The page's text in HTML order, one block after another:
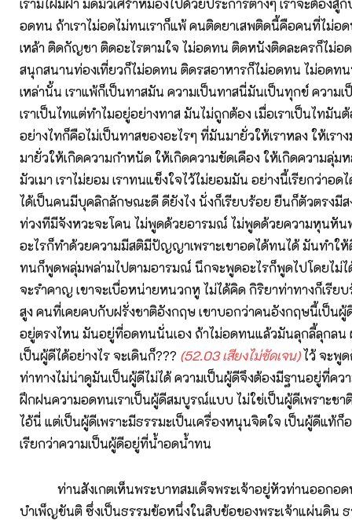
อดทน ถ้าเราไม่อดไม่ทนเราก็แพ้ คนติดยาเสพติดนี้คือคนที่ไม่อ
เหล้า ติดกัญชา ติดอะไรตามใจ ไม่อดทน ติดหนังติดละครก็ไม่อ
สนุกสนานท่องเที่ยวก็ไม่อดทน ติดรสอาหารก็ไม่อดทน ไม่อดท
เหล่านั้น เราแพ้ก็เป็นทาสมัน ความเป็นทาสนี่มันเป็นทุกข์ ความ
เราเป็นไทแต่ทำไมอยู่อย่างทาส มันไม่ถูกต้อง เมื่อเราเป็นไทมัน
อย่างไทก็คือไม่เป็นทาสของอะไรๆ ที่มันมายั่วให้เราหลง ให้เรา
มายั่วให้เกิดความกำหนัด ให้เกิดความขัดเคือง ให้เกิดความลุ่ม
มัวเมา เราไม่ยอม เราทนแข็งใจไว้ไม่ยอมมัน อย่างนี้เรียกว่าอ
ได้เป็นคนมีบุคลิกลักษณะดี ดียังไง นั่งก็เรียบร้อย ยืนก็ตัวตรงมีส
ท่วงทีมีจังหวะจะโคน ไม่พูดด้วยอารมณ์ ไม่พูดด้วยความหุนหัน
อะไรก็ทำด้วยความมีสติมีปัญญาเพราะเขาอดได้ทนได้ มันทำใ
ทนก็พูดพลุ่มพล่ามไปตามอารมณ์ นึกจะพูดอะไรก็พูดไปโดยไม่ไ
จะรำคาญ เขาจะเบื่อหน่ายหนวกหู ไม่ได้คิด กิริยาท่าทางก็เรีย
สูง คนที่เคยคบกับฝรั่งชาติอังกฤษ เขาบอกว่าคนอังกฤษนี้เป็นผู้
อยู่ตรงไหน มันอยู่ที่อดทนนั่นเอง ถ้าไม่อดทนแล้วมันลุกลี้ลุกลน
เป็นผู้ดีได้อย่างไร จะเดินก็??? (52.03 เสียงไม่ชัดเจน)ไว้ จะพู
ท่าทางไม่น่าดูมันเป็นผู้ดีไม่ได้ ความเป็นผู้ดีจึงต้องมีฐานอยู่ที่คว
ฝึกฝนความอดทนเราเป็นผู้ดีสมบูรณ์แบบ ไม่ใช่เป็นผู้ดีเพราะชา
ไอ้นี่ แต่เป็นผู้ดีเพราะมีธรรมะเป็นเครื่องหนุนจิตใจ เป็นผู้ดีแท้
เรียกว่าความเป็นผู้ดีอยู่ที่น้ำอดน้ำทน
ท่านสังเกตเห็นพระบาทสมเด็จพระเจ้าอยู่หัวท่านออกอด
บำเพ็ญขันติ ซึ่งเป็นธรรมข้อหนึ่งในสิบข้อของพระเจ้าแผ่นดิน ธ